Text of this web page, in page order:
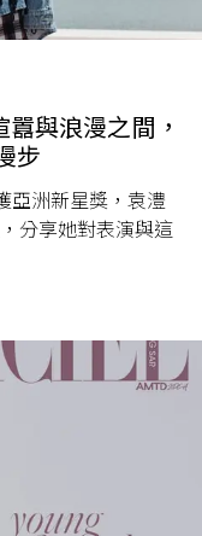
與浪漫之間，
步
亞洲新星獎，袁澧
分享她對表演與這